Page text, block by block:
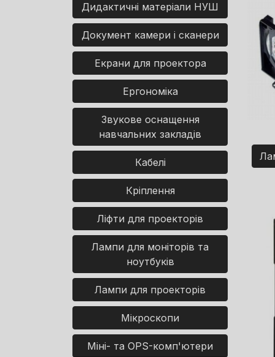
Дидактичні матеріали НУШ
Документ камери і сканери
Екрани для проектора
Ергономіка
Звукове оснащення
навчальних закладів
Кабелі
Кріплення
Ліфти для проекторів
Лампи для моніторів та
ноутбуків
Лампи для проекторів
Мікроскопи
Міні- та OPS-комп'ютери